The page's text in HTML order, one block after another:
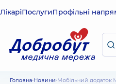
ЛікаріПослугиПрофільні
Головна Новини Мобільний